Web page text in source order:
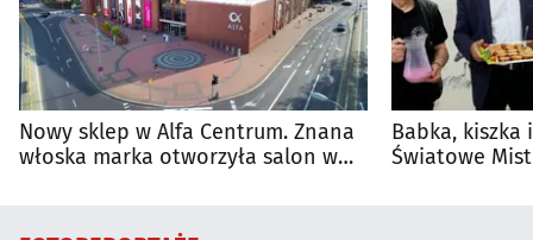
Nowy sklep w Alfa Centrum. Znana
włoska marka otworzyła salon w
Babka, kiszka
Światowe